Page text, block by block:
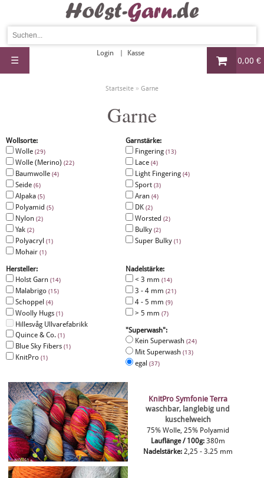
0,00 €
Login Kasse
☰
Startseite » Garne
Garne
Wollsorte:
Wolle (29)
Wolle (Merino) (22)
Baumwolle (4)
Seide (6)
Alpaka (5)
Polyamid (5)
Nylon (2)
Yak (2)
Polyacryl (1)
Mohair (1)
Garnstärke:
Fingering (13)
Lace (4)
Light Fingering (4)
Sport (3)
Aran (4)
DK (2)
Worsted (2)
Bulky (2)
Super Bulky (1)
Hersteller:
Holst Garn (14)
Malabrigo (15)
Schoppel (4)
Woolly Hugs (1)
Hillesvåg Ullvarefabrikk
Quince & Co. (1)
Blue Sky Fibers (1)
KnitPro (1)
Nadelstärke:
< 3 mm (14)
3 - 4 mm (21)
4 - 5 mm (9)
> 5 mm (7)
"Superwash":
Kein Superwash (24)
Mit Superwash (13)
egal (37)
KnitPro Symfonie Terra
waschbar, langlebig und
kuschelweich
75% Wolle, 25% Polyamid
Lauflänge / 100g: 380m
Nadelstärke: 2,25 - 3.25 mm